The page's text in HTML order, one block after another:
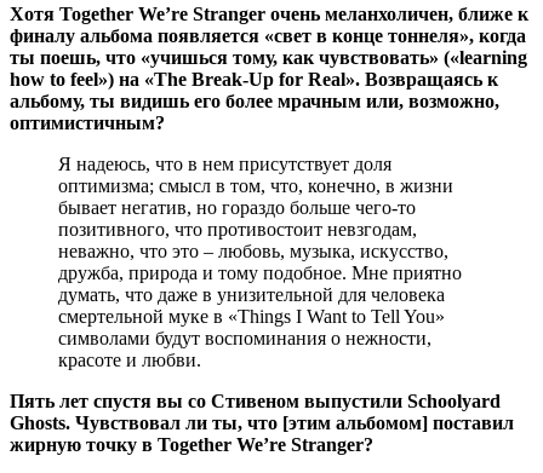
Хотя Together We’re Stranger очень меланхоличен, ближе к
финалу альбома появляется «свет в конце тоннеля», когда
ты поешь, что «учишься тому, как чувствовать» («learning
how to feel») на «The Break-Up for Real». Возвращаясь к
альбому, ты видишь его более мрачным или, возможно,
оптимистичным?
Я надеюсь, что в нем присутствует доля
оптимизма; смысл в том, что, конечно, в жизни
бывает негатив, но гораздо больше чего-то
позитивного, что противостоит невзгодам,
неважно, что это – любовь, музыка, искусство,
дружба, природа и тому подобное. Мне приятно
думать, что даже в унизительной для человека
смертельной муке в «Things I Want to Tell You»
символами будут воспоминания о нежности,
красоте и любви.
Пять лет спустя вы со Стивеном выпустили Schoolyard
Ghosts. Чувствовал ли ты, что [этим альбомом] поставил
жирную точку в Together We’re Stranger?